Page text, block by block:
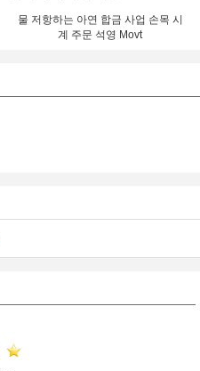
물 저항하는 아연 합금 사업 손목 시
계 주문 석영 Movt